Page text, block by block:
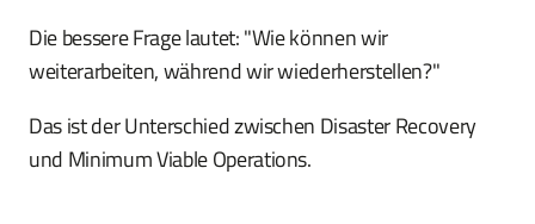
Die bessere Frage lautet: "Wie können wir
weiterarbeiten, während wir wiederherstellen?"
Das ist der Unterschied zwischen Disaster Recovery
und Minimum Viable Operations.